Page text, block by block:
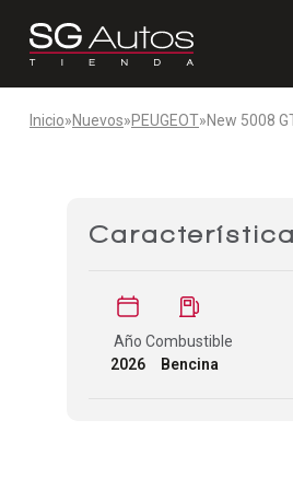
Inicio»Nuevos»PEUGEOT»New 5008
Año
2026
Combustible
Bencina